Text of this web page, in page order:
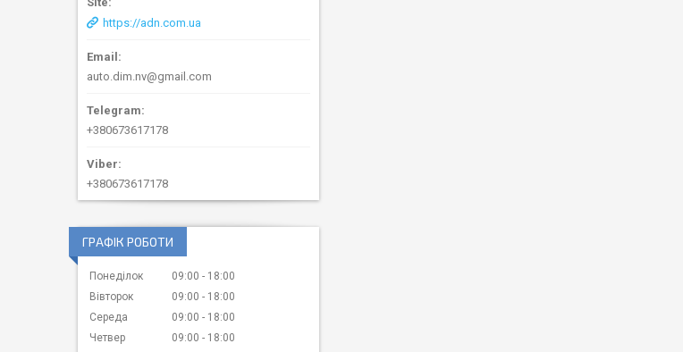
https://adn.com.ua
auto.dim.nv@gmail.com
+380673617178
+380673617178
ГРАФІК РОБОТИ
Понеділок 09:00
18:00
Вівторок
09:00
18:00
Середа
09:00
18:00
Четвер
09:00 18:00